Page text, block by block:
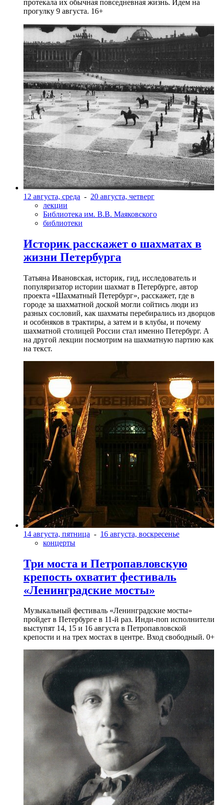
протекала их обычная повседневная жизнь. Идем на
прогулку 9 августа. 16+
12 августа, среда - 20 августа, четверг
лекции
Библиотека им. В.В. Маяковского
библиотеки
Историк расскажет о шахматах в
жизни Петербурга
Татьяна Ивановская, историк, гид, исследователь и
популяризатор истории шахмат в Петербурге, автор
проекта «Шахматный Петербург», расскажет, где в
городе за шахматной доской могли сойтись люди из
разных сословий, как шахматы перебирались из дворцов
и особняков в трактиры, а затем и в клубы, и почему
шахматной столицей России стал именно Петербург. А
на другой лекции посмотрим на шахматную партию как
на текст.
14 августа, пятница - 16 августа, воскресенье
концерты
Три моста и Петропавловскую
крепость охватит фестиваль
«Ленинградские мосты»
Музыкальный фестиваль «Ленинградские мосты»
пройдет в Петербурге в 11-й раз. Инди-поп исполнители
выступят 14, 15 и 16 августа в Петропавловской
крепости и на трех мостах в центре. Вход свободный. 0+